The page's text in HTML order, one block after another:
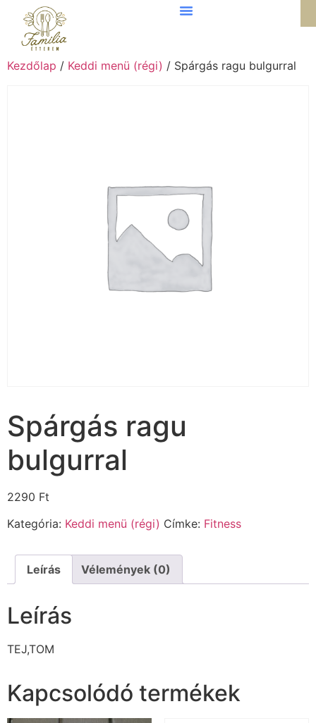
Kezdőlap / Keddi menü (régi) / Spárgás ragu bulgurral
Spárgás ragu
bulgurral
2290 Ft
Kategória: Keddi menü (régi) Címke: Fitness
Leírás Vélemények (0)
Leírás
TEJ,TOM
Kapcsolódó termékek